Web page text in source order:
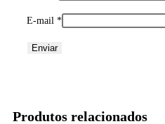
E-mail *
Produtos relacionados